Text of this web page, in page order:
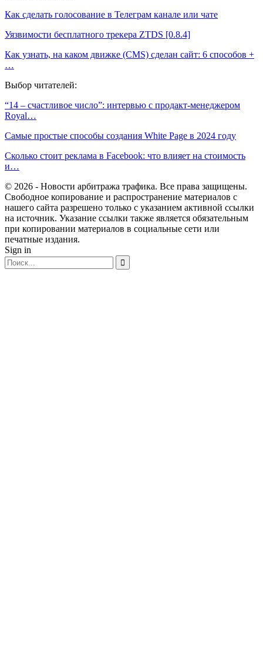
Как сделать голосование в Телеграм канале или чате
Уязвимости бесплатного трекера ZTDS [0.8.4]
Как узнать, на каком движке (CMS) сделан сайт: 6 способов +
…
Выбор читателей:
“14 – счастливое число”: интервью с продакт-менеджером
Royal…
Самые простые способы создания White Page в 2024 году
Сколько стоит реклама в Facebook: что влияет на стоимость
и…
© 2026 - Новости арбитража трафика. Все права защищены.
Свободное копирование и распространение материалов с
нашего сайта разрешено только с указанием активной ссылки
на источник. Указание ссылки также является обязательным
при копировании материалов в социальные сети или
печатные издания.
Sign in